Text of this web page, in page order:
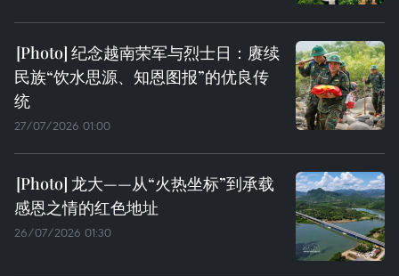
纪念越南荣军与烈士日：赓续
民族“饮水思源、知恩图报”的优良传
统
27/07/2026 01:00
龙大——从“火热坐标”到承载
感恩之情的红色地址
26/07/2026 01:30